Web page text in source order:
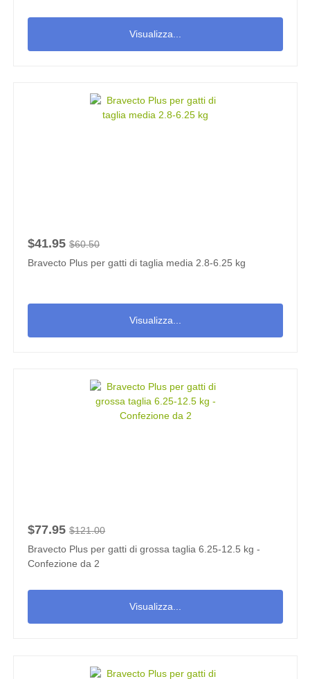
Visualizza...
$41.95 $60.50
Bravecto Plus per gatti di taglia media 2.8-6.25 kg
Visualizza...
$77.95 $121.00
Bravecto Plus per gatti di grossa taglia 6.25-12.5 kg -
Confezione da 2
Visualizza...